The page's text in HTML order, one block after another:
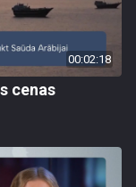
00:02:18
cenas